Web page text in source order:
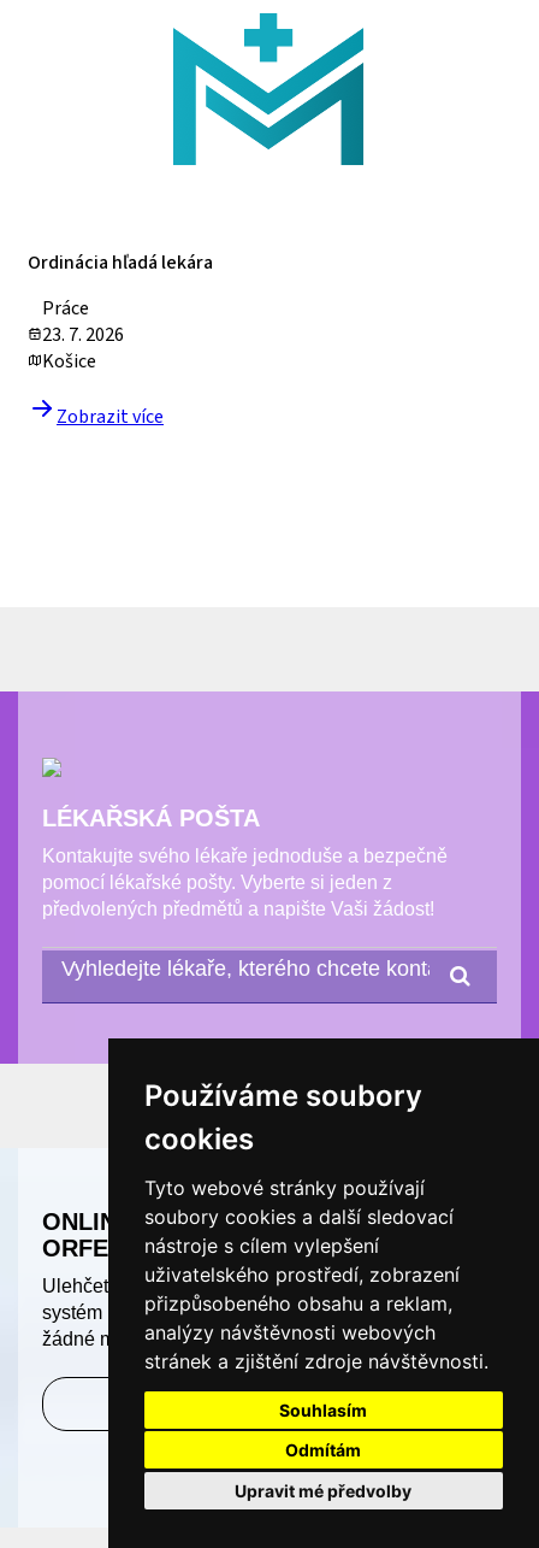
Používáme soubory
cookies
Tyto webové stránky používají
soubory cookies a další sledovací
nástroje s cílem vylepšení
uživatelského prostředí, zobrazení
přizpůsobeného obsahu a reklam,
analýzy návštěvnosti webových
stránek a zjištění zdroje návštěvnosti.
Souhlasím
Odmítám
Upravit mé předvolby
LÉKAŘSKÁ POŠTA
Kontakujte svého lékaře jednoduše a bezpečně
pomocí lékařské pošty. Vyberte si jeden z
předvolených předmětů a napište Vaši žádost!
ONLINE OBJEDNÁVACÍ SYSTÉM
ORFEO
Ulehčete své administrativě! Online objednávací
systém na míru dnes již rozhodně nesmí chybět v
žádné moderně fungující ordinaci.
online poradna